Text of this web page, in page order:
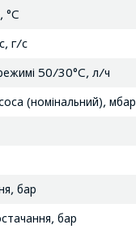
°С
г/с
50/30°С, л/ч
(номінальний), мбар
бар
бар